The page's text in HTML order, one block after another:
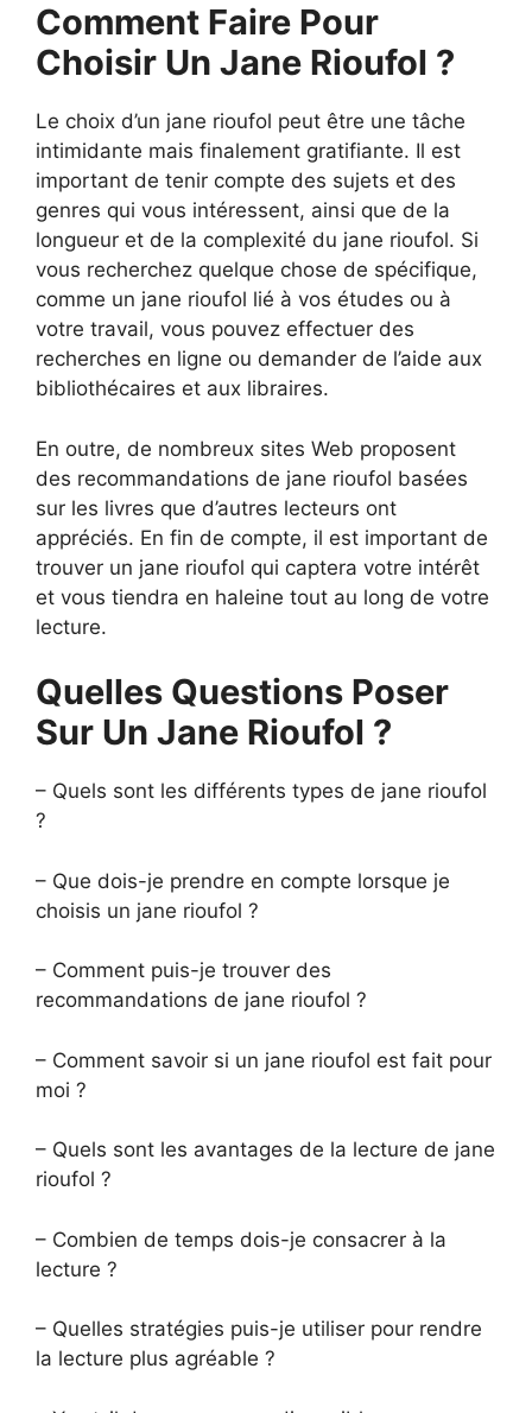
Comment Faire Pour
Choisir Un Jane Rioufol ?
Le choix d’un jane rioufol peut être une tâche
intimidante mais finalement gratifiante. Il est
important de tenir compte des sujets et des
genres qui vous intéressent, ainsi que de la
longueur et de la complexité du jane rioufol. Si
vous recherchez quelque chose de spécifique,
comme un jane rioufol lié à vos études ou à
votre travail, vous pouvez effectuer des
recherches en ligne ou demander de l’aide aux
bibliothécaires et aux libraires.
En outre, de nombreux sites Web proposent
des recommandations de jane rioufol basées
sur les livres que d’autres lecteurs ont
appréciés. En fin de compte, il est important de
trouver un jane rioufol qui captera votre intérêt
et vous tiendra en haleine tout au long de votre
lecture.
Quelles Questions Poser
Sur Un Jane Rioufol ?
– Quels sont les différents types de jane rioufol
?
– Que dois-je prendre en compte lorsque je
choisis un jane rioufol ?
– Comment puis-je trouver des
recommandations de jane rioufol ?
– Comment savoir si un jane rioufol est fait pour
moi ?
– Quels sont les avantages de la lecture de jane
rioufol ?
– Combien de temps dois-je consacrer à la
lecture ?
– Quelles stratégies puis-je utiliser pour rendre
la lecture plus agréable ?